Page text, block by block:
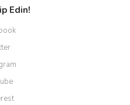
Edin!